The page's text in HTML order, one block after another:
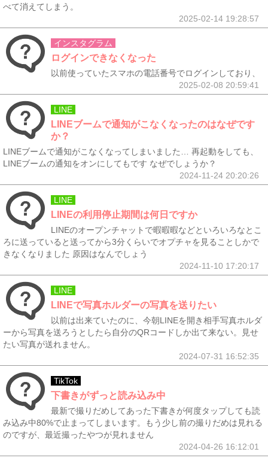
べて消えてしまう。
2025-02-14 19:28:57
インスタグラム
ログインできなくなった
以前使っていたスマホの電話番号でログインしており、
2025-02-08 20:59:41
LINE
LINEブームで通知がこなくなったのはなぜです
か？
LINEブームで通知がこなくなってしまいました… 再起動をしても、
LINEブームの通知をオンにしてもです なぜでしょうか？
2024-11-24 20:20:26
LINE
LINEの利用停止期間は何日ですか
LINEのオープンチャットで暇暇暇などといろいろなとこ
ろに送っていると送ってから3分くらいでオプチャを見ることしかで
きなくなりました 原因はなんでしょう
2024-11-10 17:20:17
LINE
LINEで写真ホルダーの写真を送りたい
以前は出来ていたのに、今朝LINEを開き相手写真ホルダ
ーから写真を送ろうとしたら自分のQRコードしか出て来ない。見せ
たい写真が送れません。
2024-07-31 16:52:35
TikTok
下書きがずっと読み込み中
最新で撮りだめしてあった下書きが何度タップしても読
み込み中80%で止まってしまいます。もう少し前の撮りだめは見れる
のですが、最近撮ったやつが見れません
2024-04-26 16:12:01